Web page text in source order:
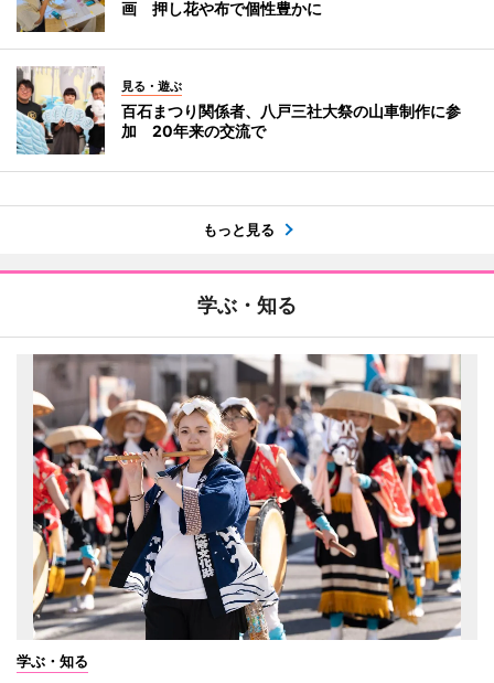
画 押し花や布で個性豊かに
見る・遊ぶ
百石まつり関係者、八戸三社大祭の山車制作に参
加 20年来の交流で
もっと見る
学ぶ・知る
学ぶ・知る